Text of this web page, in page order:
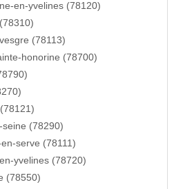
en-yvelines (78120)
(78113)
honorine (78700)
seine (78290)
serve (78111)
yvelines (78720)
(78550)